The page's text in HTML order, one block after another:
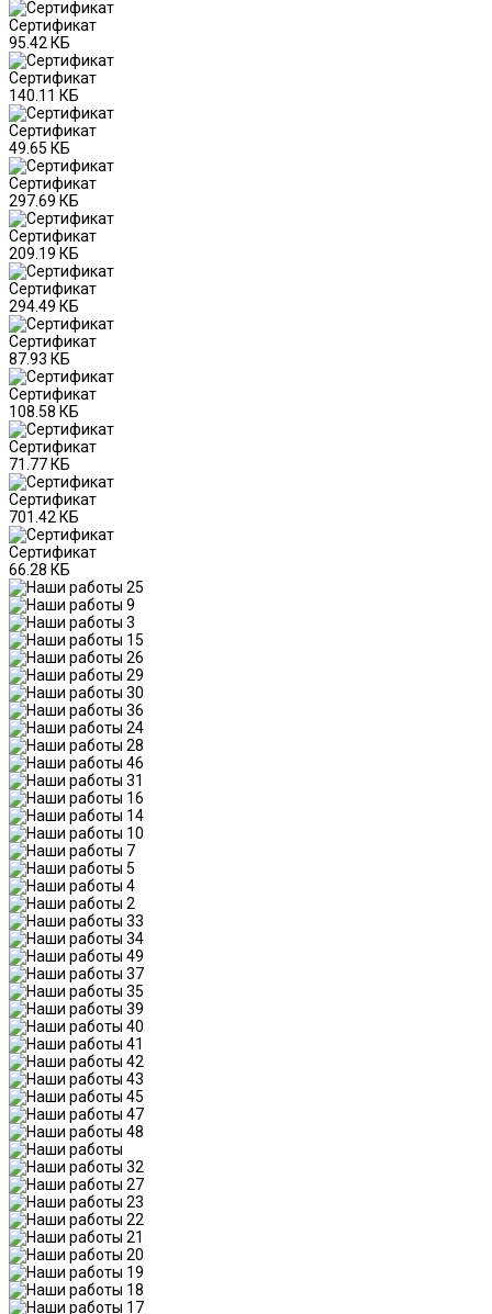
Сертификат
95.42 КБ
Сертификат
140.11 КБ
Сертификат
49.65 КБ
Сертификат
297.69 КБ
Сертификат
209.19 КБ
Сертификат
294.49 КБ
Сертификат
87.93 КБ
Сертификат
108.58 КБ
Сертификат
71.77 КБ
Сертификат
701.42 КБ
Сертификат
66.28 КБ